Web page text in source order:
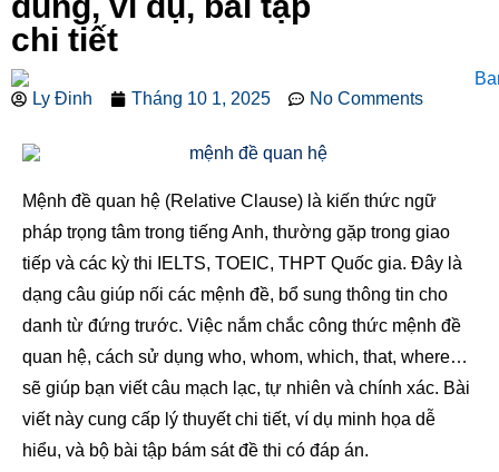
chi tiết
Ly Đinh Tháng 10 1, 2025 No Comments
Mệnh đề quan hệ (Relative Clause) là kiến thức ngữ
pháp trọng tâm trong tiếng Anh, thường gặp trong giao
tiếp và các kỳ thi IELTS, TOEIC, THPT Quốc gia. Đây là
dạng câu giúp nối các mệnh đề, bổ sung thông tin cho
danh từ đứng trước. Việc nắm chắc công thức mệnh đề
quan hệ, cách sử dụng who, whom, which, that, where…
sẽ giúp bạn viết câu mạch lạc, tự nhiên và chính xác. Bài
viết này cung cấp lý thuyết chi tiết, ví dụ minh họa dễ
hiểu, và bộ bài tập bám sát đề thi có đáp án.